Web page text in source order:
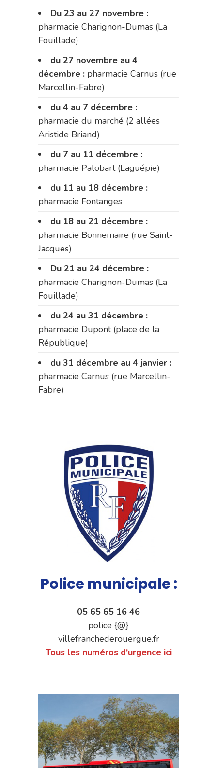
Du 23 au 27 novembre :
pharmacie Charignon-Dumas (La
Fouillade)
du 27 novembre au 4
décembre : pharmacie Carnus (rue
Marcellin-Fabre)
du 4 au 7 décembre :
pharmacie du marché (2 allées
Aristide Briand)
du 7 au 11 décembre :
pharmacie Palobart (Laguépie)
du 11 au 18 décembre :
pharmacie Fontanges
du 18 au 21 décembre :
pharmacie Bonnemaire (rue Saint-
Jacques)
Du 21 au 24 décembre :
pharmacie Charignon-Dumas (La
Fouillade)
du 24 au 31 décembre :
pharmacie Dupont (place de la
République)
du 31 décembre au 4 janvier :
pharmacie Carnus (rue Marcellin-
Fabre)
Police municipale :
05 65 65 16 46
police {@}
villefranchederouergue.fr
Tous les numéros d'urgence ici